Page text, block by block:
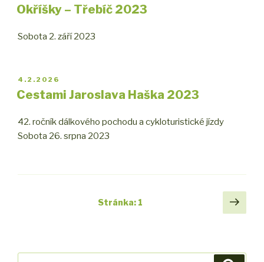
Okříšky – Třebíč 2023
Sobota 2. září 2023
PUBLIKOVÁNO
4.2.2026
Cestami Jaroslava Haška 2023
42. ročník dálkového pochodu a cykloturistické jízdy
Sobota 26. srpna 2023
Stránka: 1
Další